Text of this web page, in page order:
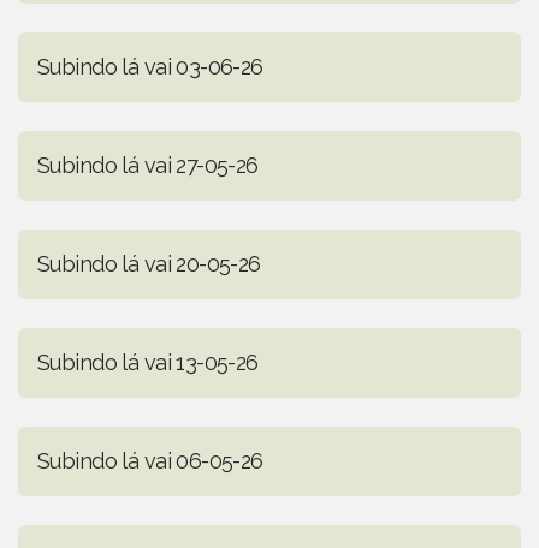
Subindo lá vai 03-06-26
Subindo lá vai 27-05-26
Subindo lá vai 20-05-26
Subindo lá vai 13-05-26
Subindo lá vai 06-05-26